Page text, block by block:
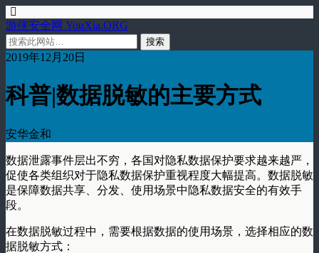
游侠安全网 YouXia.ORG
2019年12月20日
科普|数据脱敏的主要方式
安华金和
数据泄露事件层出不穷，各国对隐私数据保护要求越来越严，
促使各类组织对于隐私数据保护重视程度大幅提高。数据脱敏
是保障数据共享、分发、使用场景中隐私数据安全的有效手
段。
在数据脱敏过程中，需要根据数据的使用场景，选择相应的数
据脱敏方式：